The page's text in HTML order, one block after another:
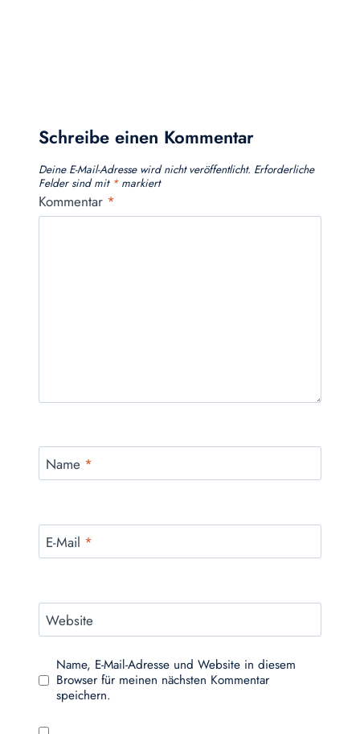
Schreibe einen Kommentar
Deine E-Mail-Adresse wird nicht veröffentlicht. Erforderliche
Felder sind mit *markiert
Kommentar *
Name *
E-Mail *
Website
Name, E-Mail-Adresse und Website in diesem
Browser für meinen nächsten Kommentar
speichern.